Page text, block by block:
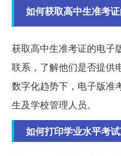
如何获取高中生准考
获取高中生准考证的电子
联系，了解他们是否提供
数字化趋势下，电子版准
生及学校管理人员。
如何打印学业水平考